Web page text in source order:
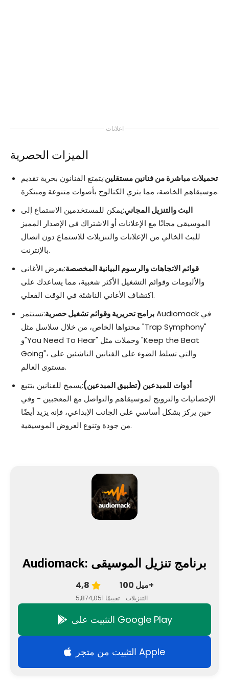
اعلانات
الميزات الحصرية
تحميلات مباشرة من فنانين مستقلين:يتمتع الفنانون بحرية تقديم
موسيقاهم الخاصة، مما يثري الكتالوج بأصوات متنوعة ومبتكرة.
البث والتنزيل المجاني:يمكن للمستخدمين الاستماع إلى
الموسيقى مجانًا مع الإعلانات أو الاشتراك في الإصدار المميز
للبث الخالي من الإعلانات والتنزيلات للاستماع دون اتصال
بالإنترنت.
قوائم الاتجاهات والرسوم البيانية المخصصة:يعرض الأغاني
والألبومات وقوائم التشغيل الأكثر شعبية، مما يساعدك على
اكتشاف الأغاني الناشئة في الوقت الفعلي.
برامج تحريرية وقوائم تشغيل حصرية:تستثمر Audiomack في
محتواها الخاص، من خلال سلاسل مثل "Trap Symphony"
و"You Need To Hear" وحملات مثل "Keep the Beat
Going"، والتي تسلط الضوء على الفنانين الناشئين على
مستوى العالم.
أدوات للمبدعين (تطبيق المبدعين):يسمح للفنانين بتتبع
الإحصائيات والترويج لموسيقاهم والتواصل مع المعجبين - وفي
حين يركز بشكل أساسي على الجانب الإبداعي، فإنه يزيد أيضًا
من جودة وتنوع العروض الموسيقية.
Audiomack: برنامج تنزيل الموسيقى
4,8
5,874,051 تقييمًا
100 ميل+
التنزيلات
التثبيت على Google Play
التثبيت من متجر Apple